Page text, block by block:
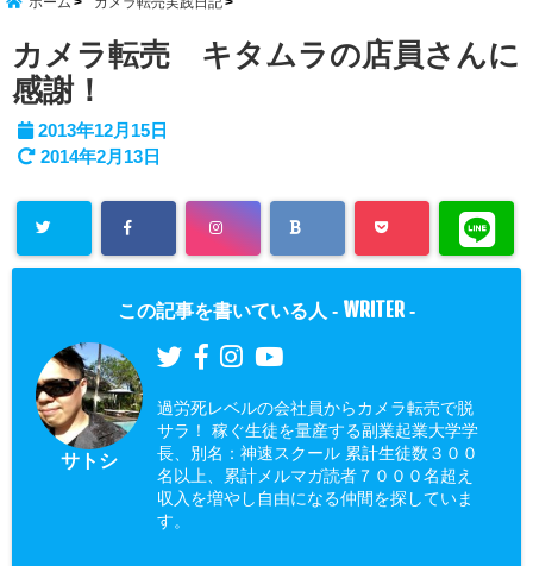
カメラ転売 キタムラの店員さんに
感謝！
2013年12月15日
2014年2月13日
この記事を書いている人 - WRITER -
サトシ
過労死レベルの会社員からカメラ転売で脱
サラ！ 稼ぐ生徒を量産する副業起業大学学
長、別名：神速スクール 累計生徒数３００
名以上、累計メルマガ読者７０００名超え
収入を増やし自由になる仲間を探していま
す。